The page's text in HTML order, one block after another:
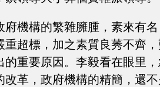
府機構的繁雜臃腫，素來有
重超標，加之素質良莠不齊
的重要原因。李毅看在眼里
改革，政府機構的精簡，還